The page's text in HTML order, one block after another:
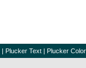
| Plucker Text | Plucker Color